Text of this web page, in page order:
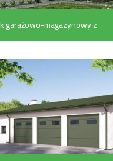
garażowo-magazynowy z
(341.7 m²)